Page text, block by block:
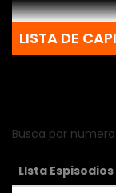
LISTA DE
Busca por numero:
LIsta Espisodios